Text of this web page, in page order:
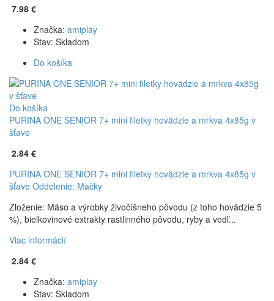
7.98 €
Značka: amiplay
Stav: Skladom
Do košíka
Do košíka
PURINA ONE SENIOR 7+ mini filetky hovädzie a mrkva 4x85g v
šťave
2.84 €
PURINA ONE SENIOR 7+ mini filetky hovädzie a mrkva 4x85g v
šťave Oddelenie: Mačky
Zloženie: Mäso a výrobky živočíšneho pôvodu (z toho hovädzie 5
%), bielkovinové extrakty rastlinného pôvodu, ryby a vedľ...
Viac informácií
2.84 €
Značka: amiplay
Stav: Skladom